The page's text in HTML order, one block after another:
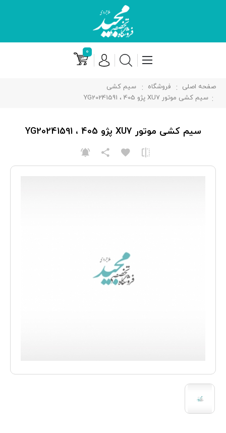
۰
صفحه اصلی فروشگاه
سیم کشی
سیم کشی موتور XU7 پژو 405 ، YG20241591
سیم کشی موتور XU7 پژو 405 ، YG20241591